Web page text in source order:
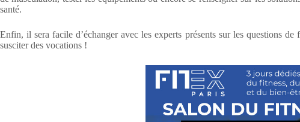
santé.
Enfin, il sera facile d’échanger avec les experts présents sur les questions
susciter des vocations !